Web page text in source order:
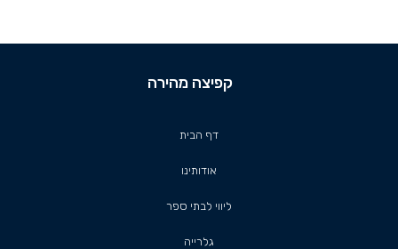
קפיצה מהירה
דף הבית
אודותינו
ליווי לבתי ספר
גלרייה